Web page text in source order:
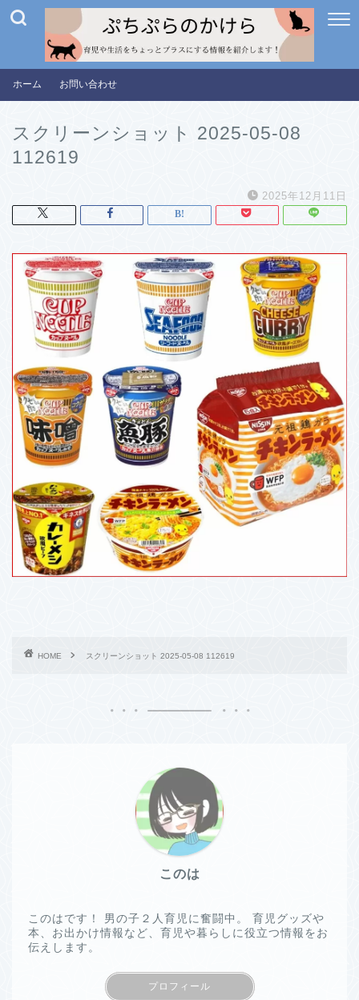
ホーム お問い合わせ
スクリーンショット 2025-05-08
112619
2025年12月11日
HOME スクリーンショット 2025-05-08 112619
このは
このはです！ 男の子２人育児に奮闘中。 育児グッズや
本、お出かけ情報など、育児や暮らしに役立つ情報をお
伝えします。
プロフィール